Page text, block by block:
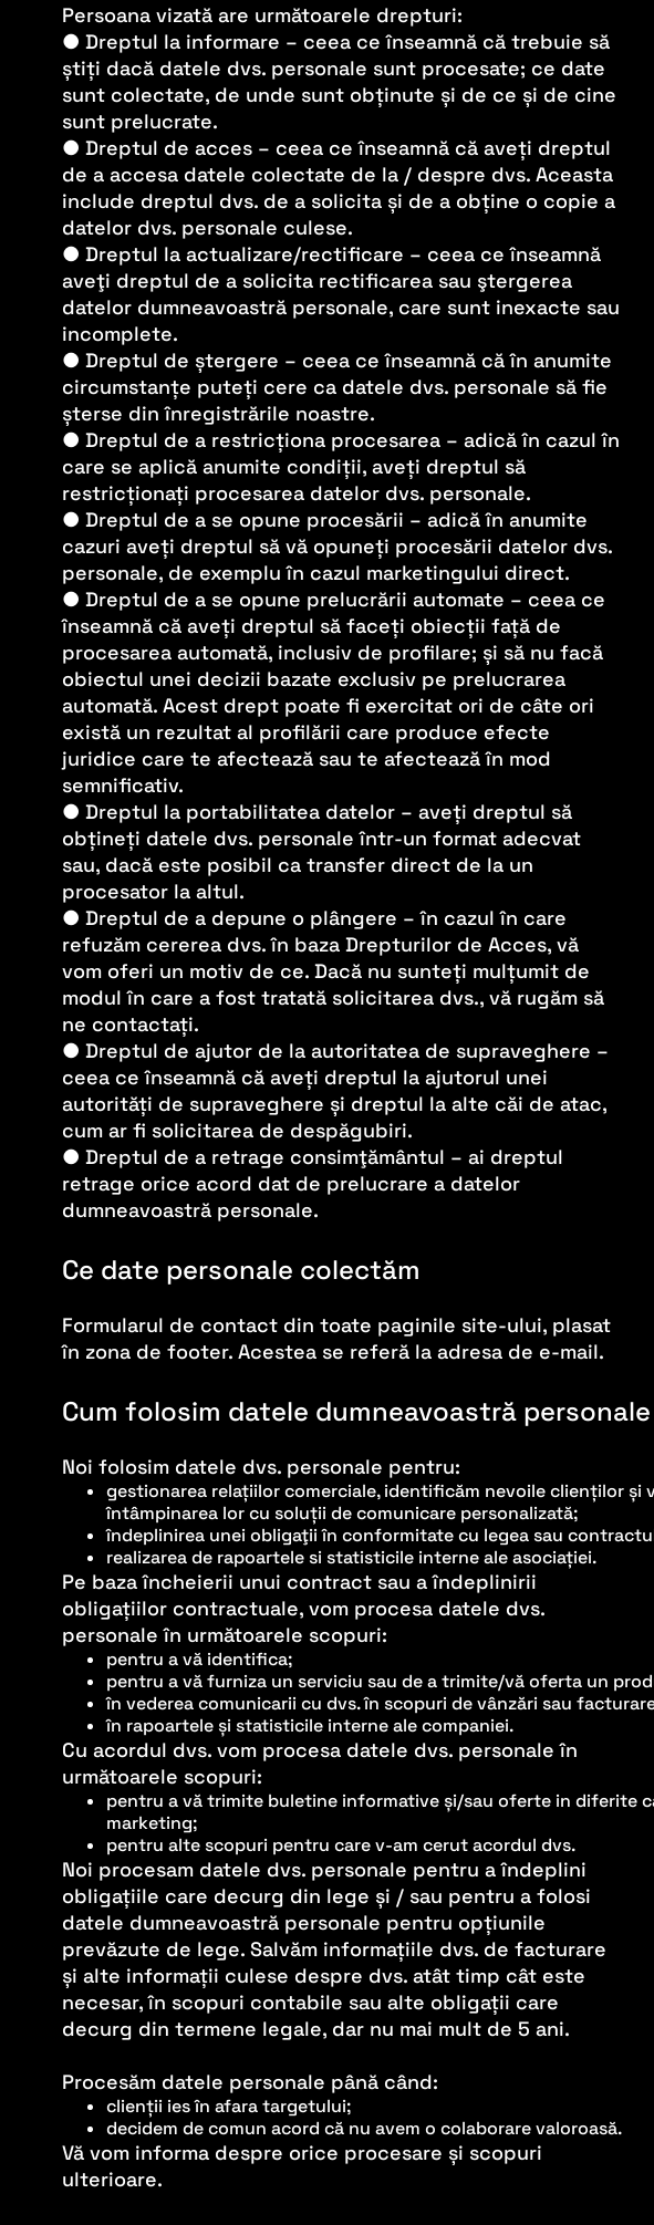
Persoana vizată are următoarele drepturi:
● Dreptul la informare – ceea ce înseamnă că trebuie să
știți dacă datele dvs. personale sunt procesate; ce date
sunt colectate, de unde sunt obținute și de ce și de cine
sunt prelucrate.
● Dreptul de acces – ceea ce înseamnă că aveți dreptul
de a accesa datele colectate de la / despre dvs. Aceasta
include dreptul dvs. de a solicita și de a obține o copie a
datelor dvs. personale culese.
● Dreptul la actualizare/rectificare – ceea ce înseamnă
aveţi dreptul de a solicita rectificarea sau ştergerea
datelor dumneavoastră personale, care sunt inexacte sau
incomplete.
● Dreptul de ștergere – ceea ce înseamnă că în anumite
circumstanțe puteți cere ca datele dvs. personale să fie
șterse din înregistrările noastre.
● Dreptul de a restricționa procesarea – adică în cazul în
care se aplică anumite condiții, aveți dreptul să
restricționați procesarea datelor dvs. personale.
● Dreptul de a se opune procesării – adică în anumite
cazuri aveți dreptul să vă opuneți procesării datelor dvs.
personale, de exemplu în cazul marketingului direct.
● Dreptul de a se opune prelucrării automate – ceea ce
înseamnă că aveți dreptul să faceți obiecții față de
procesarea automată, inclusiv de profilare; și să nu facă
obiectul unei decizii bazate exclusiv pe prelucrarea
automată. Acest drept poate fi exercitat ori de câte ori
există un rezultat al profilării care produce efecte
juridice care te afectează sau te afectează în mod
semnificativ.
● Dreptul la portabilitatea datelor – aveți dreptul să
obțineți datele dvs. personale într-un format adecvat
sau, dacă este posibil ca transfer direct de la un
procesator la altul.
● Dreptul de a depune o plângere – în cazul în care
refuzăm cererea dvs. în baza Drepturilor de Acces, vă
vom oferi un motiv de ce. Dacă nu sunteți mulțumit de
modul în care a fost tratată solicitarea dvs., vă rugăm să
ne contactați.
● Dreptul de ajutor de la autoritatea de supraveghere –
ceea ce înseamnă că aveți dreptul la ajutorul unei
autorități de supraveghere și dreptul la alte căi de atac,
cum ar fi solicitarea de despăgubiri.
● Dreptul de a retrage consimţământul – ai dreptul
retrage orice acord dat de prelucrare a datelor
dumneavoastră personale.
Ce date personale colectăm
Formularul de contact din toate paginile site-ului, plasat
în zona de footer. Acestea se referă la adresa de e-mail.
Cum folosim datele dumneavoastră personale
Noi folosim datele dvs. personale pentru:
gestionarea relațiilor comerciale, identificăm nevoile clienților și
întâmpinarea lor cu soluții de comunicare personalizată;
îndeplinirea unei obligaţii în conformitate cu legea sau
realizarea de rapoartele si statisticile interne ale asociației.
Pe baza încheierii unui contract sau a îndeplinirii
obligațiilor contractuale, vom procesa datele dvs.
personale în următoarele scopuri:
pentru a vă identifica;
pentru a vă furniza un serviciu sau de a trimite/vă oferta un
în vederea comunicarii cu dvs. în scopuri de vânzări sau
în rapoartele și statisticile interne ale companiei.
Cu acordul dvs. vom procesa datele dvs. personale în
următoarele scopuri:
pentru a vă trimite buletine informative și/sau oferte in diferite
marketing;
pentru alte scopuri pentru care v-am cerut acordul dvs.
Noi procesam datele dvs. personale pentru a îndeplini
obligațiile care decurg din lege și / sau pentru a folosi
datele dumneavoastră personale pentru opțiunile
prevăzute de lege. Salvăm informațiile dvs. de facturare
și alte informații culese despre dvs. atât timp cât este
necesar, în scopuri contabile sau alte obligații care
decurg din termene legale, dar nu mai mult de 5 ani.
Procesăm datele personale până când:
clienții ies în afara targetului;
decidem de comun acord că nu avem o colaborare valoroasă.
Vă vom informa despre orice procesare și scopuri
ulterioare.